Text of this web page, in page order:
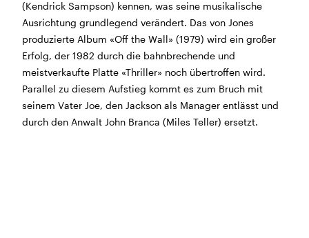
CINEMA und BÜHNE
45 Min. vor Vorstellungsbeginn(siehe Programm)
Tickets und Gutscheine können an der Kinokasse und
an der Bar gekauft werden.
KASSE und TELEFON
Tel. 056 450 35 65
(Kendrick Sampson) kennen, was seine musikalische
Ausrichtung grundlegend verändert. Das von Jones
produzierte Album «Off the Wall» (1979) wird ein großer
Erfolg, der 1982 durch die bahnbrechende und
meistverkaufte Platte «Thriller» noch übertroffen wird.
Parallel zu diesem Aufstieg kommt es zum Bruch mit
seinem Vater Joe, den Jackson als Manager entlässt und
durch den Anwalt John Branca (Miles Teller) ersetzt.